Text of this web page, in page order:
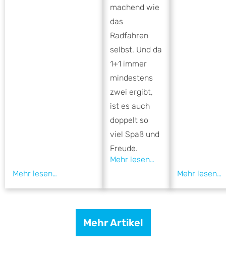
machend wie
das
Radfahren
selbst. Und da
1+1 immer
mindestens
zwei ergibt,
ist es auch
doppelt so
viel Spaß und
Freude.
Mehr Artikel